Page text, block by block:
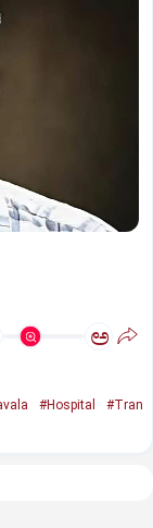
ಅ
#Hospital
#Tran